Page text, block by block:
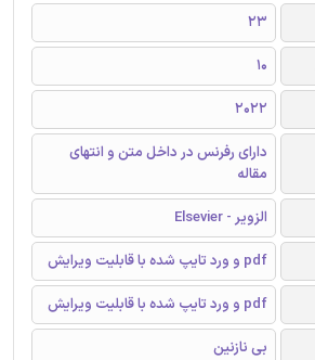
23
10
2022
دارای رفرنس در داخل متن و انتهای
مقاله
الزویر - Elsevier
pdf و ورد تایپ شده با قابلیت ویرایش
pdf و ورد تایپ شده با قابلیت ویرایش
بی نازنین